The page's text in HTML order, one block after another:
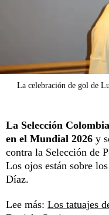
La celebración de gol de
La Selección
en el Mundial 2026 y
contra la Selección de
Los ojos están sobre
Díaz.
Lee más: Los tatuajes